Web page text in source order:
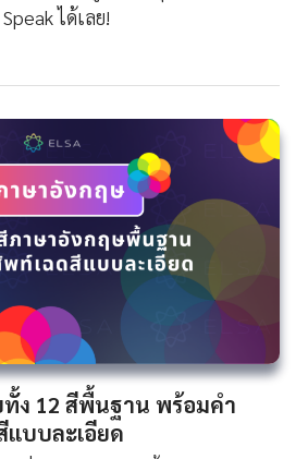
ได้เลย!
ง 12 สีพื้นฐาน พร้อมคำ
บบละเอียด